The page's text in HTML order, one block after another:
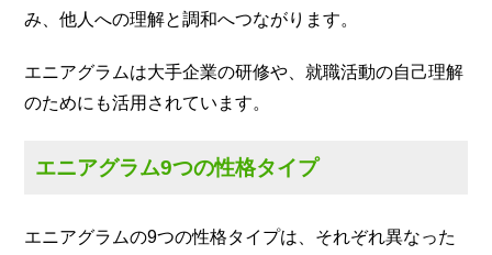
み、他人への理解と調和へつながります。
エニアグラムは大手企業の研修や、就職活動の自己理解
のためにも活用されています。
エニアグラム9つの性格タイプ
エニアグラムの9つの性格タイプは、それぞれ異なった